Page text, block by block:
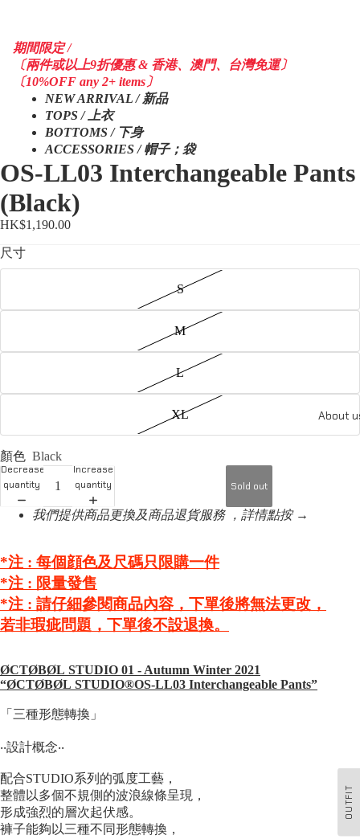
About
OUTFIT
期間限定 /
〔兩件或以上9折優惠 & 香港、澳門、台灣免運〕
〔10%OFF any 2+ items〕
NEW ARRIVAL / 新品
TOPS / 上衣
BOTTOMS / 下身
ACCESSORIES / 帽子；袋
OS-LL03 Interchangeable Pants
(Black)
HK$1,190.00
尺寸
S
M
L
XL
顏色 Black
Decrease
quantity
Increase
quantity
Sold out
我們提供商品更換及商品退貨服務 ，詳情點按 →
*注 : 每個顔色及尺碼只限購一件
*注 : 限量發售
*注 : 請仔細參閱商品內容，下單後將無法更改，
若非瑕疵問題，下單後不設退換。
ØCTØBØL STUDIO 01 - Autumn Winter 2021
“ØCTØBØL STUDIO®️OS-LL03 Interchangeable Pants”
「三種形態轉換」
‧‧設計概念‧‧
配合STUDIO系列的弧度工藝，
整體以多個不規側的波浪線條呈現，
形成強烈的層次起伏感。
褲子能夠以三種不同形態轉換，